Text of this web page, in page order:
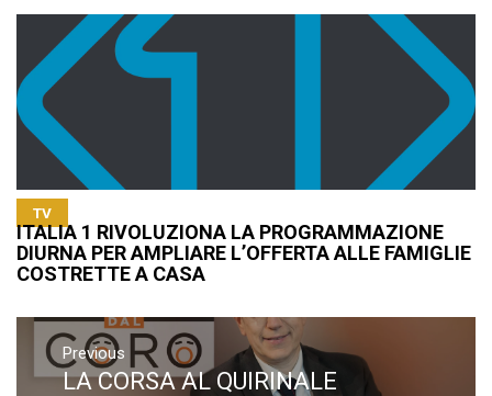
TV
ITALIA 1 RIVOLUZIONA LA PROGRAMMAZIONE
DIURNA PER AMPLIARE L’OFFERTA ALLE FAMIGLIE
COSTRETTE A CASA
Navigazione
articoli
Previous
Previous
LA CORSA AL QUIRINALE